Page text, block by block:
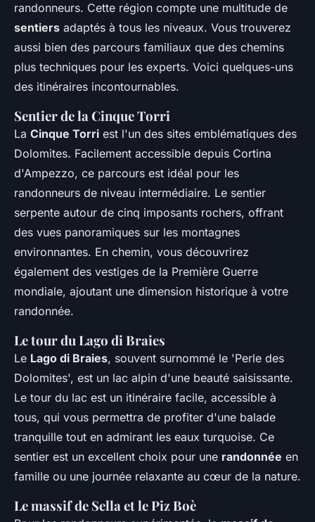
randonneurs. Cette région compte une multitude de
sentiers adaptés à tous les niveaux. Vous trouverez
aussi bien des parcours familiaux que des chemins
plus techniques pour les experts. Voici quelques-uns
des itinéraires incontournables.
Sentier de la Cinque Torri
La Cinque Torri est l'un des sites emblématiques des
Dolomites. Facilement accessible depuis Cortina
d'Ampezzo, ce parcours est idéal pour les
randonneurs de niveau intermédiaire. Le sentier
serpente autour de cinq imposants rochers, offrant
des vues panoramiques sur les montagnes
environnantes. En chemin, vous découvrirez
également des vestiges de la Première Guerre
mondiale, ajoutant une dimension historique à votre
randonnée.
Le tour du Lago di Braies
Le Lago di Braies, souvent surnommé le 'Perle des
Dolomites', est un lac alpin d'une beauté saisissante.
Le tour du lac est un itinéraire facile, accessible à
tous, qui vous permettra de profiter d'une balade
tranquille tout en admirant les eaux turquoise. Ce
sentier est un excellent choix pour une randonnée en
famille ou une journée relaxante au cœur de la nature.
Le massif de Sella et le Piz Boè